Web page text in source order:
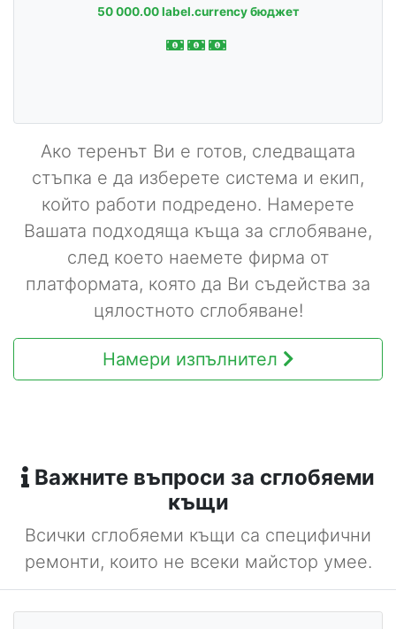
50 000.00 label.currency бюджет
Ако теренът Ви е готов, следващата
стъпка е да изберете система и екип,
който работи подредено. Намерете
Вашата подходяща къща за сглобяване,
след което наемете фирма от
платформата, която да Ви съдейства за
цялостното сглобяване!
Намери изпълнител
Важните въпроси за сглобяеми
къщи
Всички сглобяеми къщи са специфични
ремонти, които не всеки майстор умее.